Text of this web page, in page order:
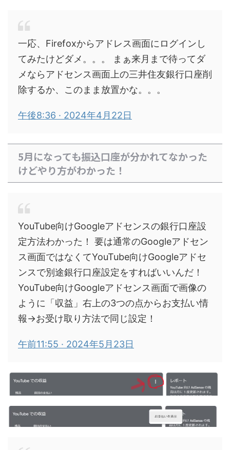
一応、Firefoxからアドレス画面にログインし
てみたけどダメ。。。 まぁ来月まで待ってダ
メならアドセンス画面上の三井住友銀行口座削
除するか、このまま放置かな。。。
午後8:36 · 2024年4月22日
5月になっても振込口座が分かれてなかった
けどやり方がわかった！
YouTube向けGoogleアドセンスの銀行口座設
定方法わかった！ 要は通常のGoogleアドセン
ス画面ではなくてYouTube向けGoogleアドセ
ンスで別途銀行口座設定をすればいいんだ！
YouTube向けGoogleアドセンス画面で画像の
ように「収益」右上の3つの点からお支払い情
報→お受け取り方法で同じ設定！
午前11:55 · 2024年5月23日